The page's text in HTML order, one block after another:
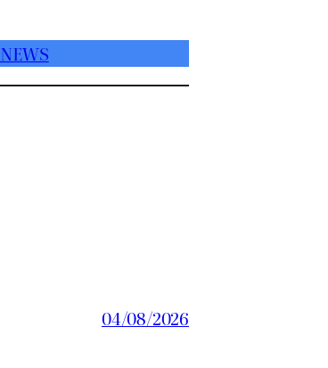
04/08/2026